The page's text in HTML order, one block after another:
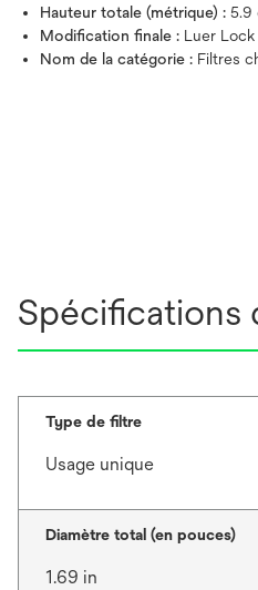
Hauteur totale (métrique) : 5.9
Modification finale : Luer Lock
Nom de la catégorie : Filtres
Spécifications
Type de filtre
Usage unique
Diamètre total (en pouces)
1.69 in